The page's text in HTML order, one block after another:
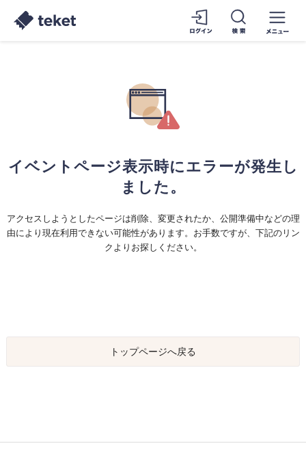
イベントページ表示時にエラーが発生し
ました。
アクセスしようとしたページは削除、変更されたか、公開準備中などの理
由により現在利用できない可能性があります。お手数ですが、下記のリン
クよりお探しください。
トップページへ戻る